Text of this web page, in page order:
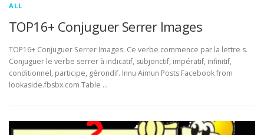
ALL
TOP16+ Conjuguer Serrer Images
TOP16+ Conjuguer Serrer Images. Ce verbe commence par la lettre s.
Conjuguer le verbe serrer à indicatif, subjonctif, impératif, infinitif,
conditionnel, participe, gérondif. Innu Aimun Posts Facebook from
lookaside.fbsbx.com Table …